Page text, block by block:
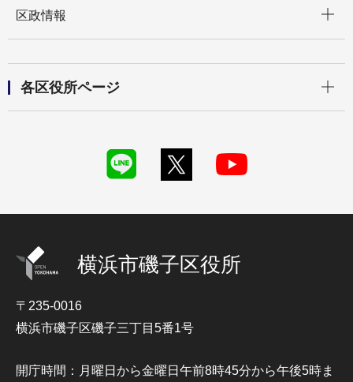
区政情報
各区役所ページ
横浜市磯子区役所
〒235-0016
横浜市磯子区磯子三丁目5番1号
開庁時間：月曜日から金曜日午前8時45分から午後5時ま